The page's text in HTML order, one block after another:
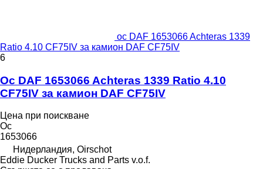
ос DAF 1653066 Achteras 1339
Ratio 4.10 CF75IV за камион DAF CF75IV
6
Ос DAF 1653066 Achteras 1339 Ratio 4.10
CF75IV за камион DAF CF75IV
Цена при поискване
Ос
1653066
Нидерландия, Oirschot
Eddie Ducker Trucks and Parts v.o.f.